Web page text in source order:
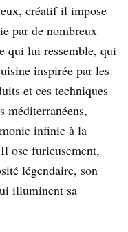
créatif il impose
par de nombreux
qui lui ressemble, qui
inspirée par les
et ces techniques
méditerranéens,
infinie à la
ose furieusement,
légendaire, son
illuminent sa